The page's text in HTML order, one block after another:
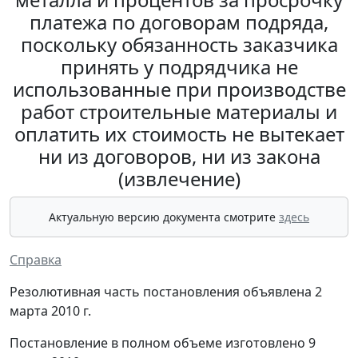
платежа по договорам подряда,
поскольку обязанность заказчика
принять у подрядчика не
использованные при производстве
работ строительные материалы и
оплатить их стоимость не вытекает
ни из договоров, ни из закона
(извлечение)
Актуальную версию документа смотрите здесь
Справка
Резолютивная часть постановления объявлена 2
марта 2010 г.
Постановление в полном объеме изготовлено 9